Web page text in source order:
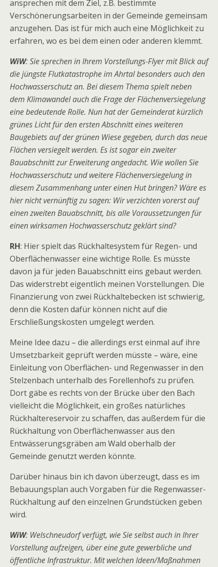
ansprechen mit dem Ziel, z.B. bestimmte
Verschönerungsarbeiten in der Gemeinde gemeinsam
anzugehen. Das ist für mich auch eine Möglichkeit zu
erfahren, wo es bei dem einen oder anderen klemmt.
WiW: Sie sprechen in Ihrem Vorstellungs-Flyer mit Blick auf
die jüngste Flutkatastrophe im Ahrtal besonders auch den
Hochwasserschutz an. Bei diesem Thema spielt neben
dem Klimawandel auch die Frage der Flächenversiegelung
eine bedeutende Rolle. Nun hat der Gemeinderat kürzlich
grünes Licht für den ersten Abschnitt eines weiteren
Baugebiets auf der grünen Wiese gegeben, durch das neue
Flächen versiegelt werden. Es ist sogar ein zweiter
Bauabschnitt zur Erweiterung angedacht. Wie wollen Sie
Hochwasserschutz und weitere Flächenversiegelung in
diesem Zusammenhang unter einen Hut bringen? Wäre es
hier nicht vernünftig zu sagen: Wir verzichten vorerst auf
einen zweiten Bauabschnitt, bis alle Voraussetzungen für
einen wirksamen Hochwasserschutz geklärt sind?
RH: Hier spielt das Rückhaltesystem für Regen- und
Oberflächenwasser eine wichtige Rolle. Es müsste
davon ja für jeden Bauabschnitt eins gebaut werden.
Das widerstrebt eigentlich meinen Vorstellungen. Die
Finanzierung von zwei Rückhaltebecken ist schwierig,
denn die Kosten dafür können nicht auf die
Erschließungskosten umgelegt werden.
Meine Idee dazu – die allerdings erst einmal auf ihre
Umsetzbarkeit geprüft werden müsste – wäre, eine
Einleitung von Oberflächen- und Regenwasser in den
Stelzenbach unterhalb des Forellenhofs zu prüfen.
Dort gäbe es rechts von der Brücke über den Bach
vielleicht die Möglichkeit, ein großes natürliches
Rückhaltereservoir zu schaffen, das außerdem für die
Rückhaltung von Oberflächenwasser aus den
Entwässerungsgräben am Wald oberhalb der
Gemeinde genutzt werden könnte.
Darüber hinaus bin ich davon überzeugt, dass es im
Bebauungsplan auch Vorgaben für die Regenwasser-
Rückhaltung auf den einzelnen Grundstücken geben
wird.
WiW: Welschneudorf verfügt, wie Sie selbst auch in Ihrer
Vorstellung aufzeigen, über eine gute gewerbliche und
öffentliche Infrastruktur. Mit welchen Ideen/Maßnahmen